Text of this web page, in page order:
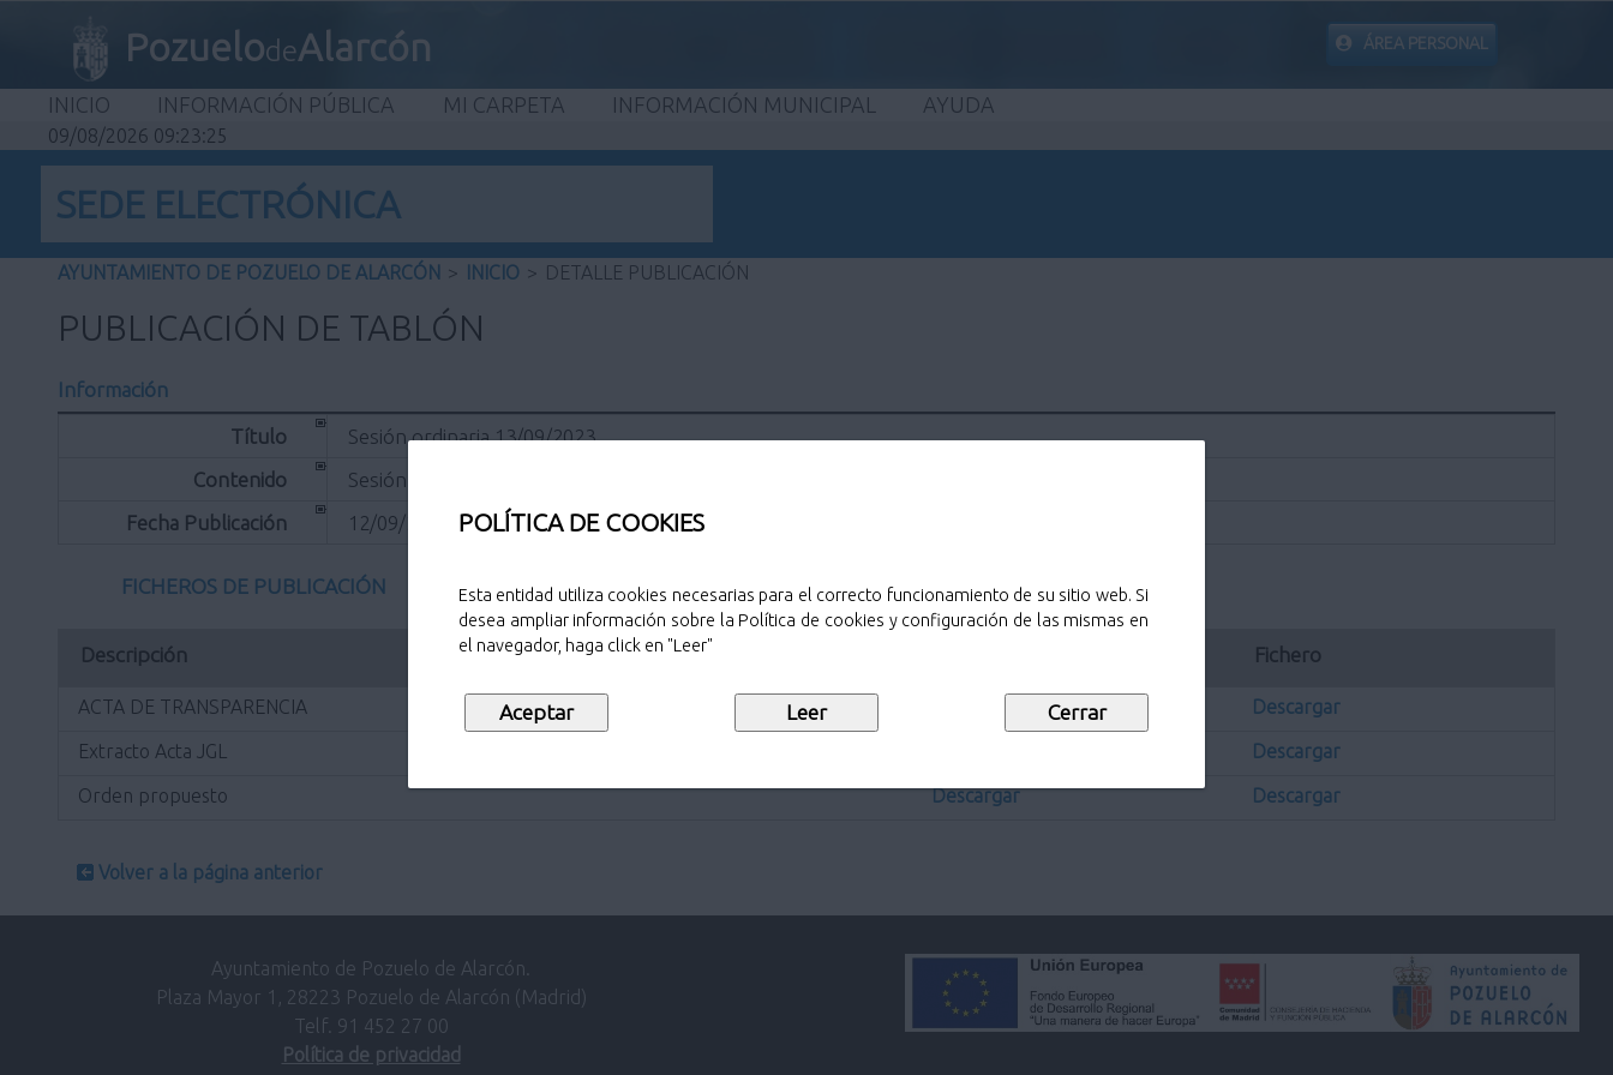
POLÍTICA DE COOKIES
Esta entidad utiliza cookies necesarias para el correcto funcionamiento de su sitio web. Si
desea ampliar información sobre la Política de cookies y configuración de las mismas en
el navegador, haga click en "Leer"
PozuelodeAlarcón ÁREA PERSONAL
INICIO INFORMACIÓN PÚBLICA MI CARPETA INFORMACIÓN MUNICIPAL AYUDA
09/08/2026 09:23:25
SEDE ELECTRÓNICA
AYUNTAMIENTO DE POZUELO DE ALARCÓN > INICIO > DETALLE PUBLICACIÓN
PUBLICACIÓN DE TABLÓN
Información
Título
Sesión ordinaria 13/09/2023
Contenido
Sesión ordinaria 13/09/2023
Fecha Publicación
12/09/2023
FICHEROS DE PUBLICACIÓN
Descripción Fichero
ACTA DE TRANSPARENCIA Descargar
Extracto Acta JGL Descargar
Orden propuesto Descargar Descargar
Volver a la página anterior
Ayuntamiento de Pozuelo de Alarcón.
Plaza Mayor 1, 28223 Pozuelo de Alarcón (Madrid)
Telf. 91 452 27 00
Política de privacidad